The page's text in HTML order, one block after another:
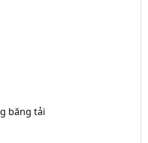
băng tải